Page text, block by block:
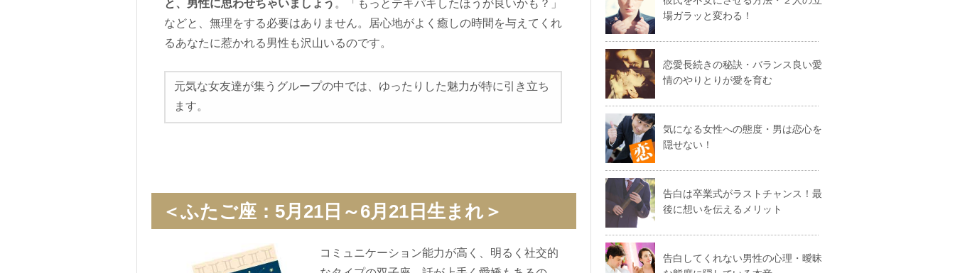
と、男性に思わせちゃいましょう 。「もっとテキパキしたほうが良いかも？」
などと、無理をする必要はありません。居心地がよく癒しの時間を与えてくれ
るあなたに惹かれる男性も沢山いるのです。
元気な女友達が集うグループの中では、ゆったりした魅力が特に引き立ち
ます。
＜ふたご座：5月21日～6月21日生まれ＞
コミュニケーション能力が高く、明るく社交的
場ガラッと変わる！
恋愛長続きの秘訣・バランス良い愛
情のやりとりが愛を育む
気になる女性への態度・男は恋心を
隠せない！
告白は卒業式がラストチャンス！最
後に想いを伝えるメリット
告白してくれない男性の心理・曖昧